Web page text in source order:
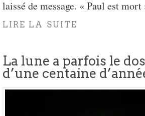
laissé de message. « Paul est
LIRE LA SUITE
La lune a parfois le
d’une centaine